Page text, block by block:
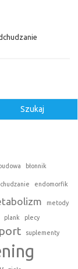
Szukaj
błonnik
endomorfik
metody
plank plecy
suplementy